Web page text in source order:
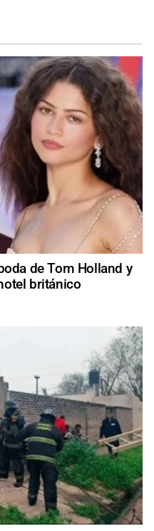
de Tom Holland y
británico